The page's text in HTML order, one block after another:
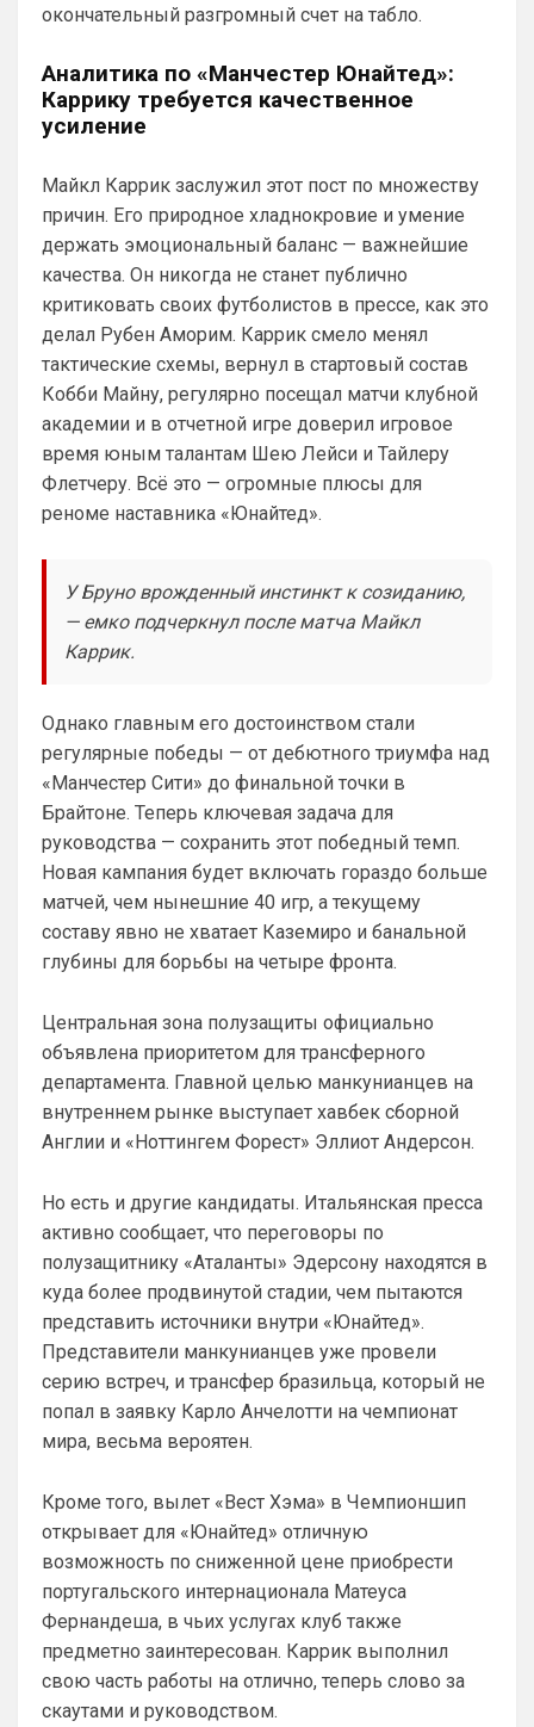
окончательный разгромный счет на табло.
Аналитика по «Манчестер Юнайтед»:
Каррику требуется качественное
усиление
Майкл Каррик заслужил этот пост по множеству
причин. Его природное хладнокровие и умение
держать эмоциональный баланс — важнейшие
качества. Он никогда не станет публично
критиковать своих футболистов в прессе, как это
делал Рубен Аморим. Каррик смело менял
тактические схемы, вернул в стартовый состав
Кобби Майну, регулярно посещал матчи клубной
академии и в отчетной игре доверил игровое
время юным талантам Шею Лейси и Тайлеру
Флетчеру. Всё это — огромные плюсы для
реноме наставника «Юнайтед».
У Бруно врожденный инстинкт к созиданию,
— емко подчеркнул после матча Майкл
Каррик.
Однако главным его достоинством стали
регулярные победы — от дебютного триумфа над
«Манчестер Сити» до финальной точки в
Брайтоне. Теперь ключевая задача для
руководства — сохранить этот победный темп.
Новая кампания будет включать гораздо больше
матчей, чем нынешние 40 игр, а текущему
составу явно не хватает Каземиро и банальной
глубины для борьбы на четыре фронта.
Центральная зона полузащиты официально
объявлена приоритетом для трансферного
департамента. Главной целью манкунианцев на
внутреннем рынке выступает хавбек сборной
Англии и «Ноттингем Форест» Эллиот Андерсон.
Но есть и другие кандидаты. Итальянская пресса
активно сообщает, что переговоры по
полузащитнику «Аталанты» Эдерсону находятся в
куда более продвинутой стадии, чем пытаются
представить источники внутри «Юнайтед».
Представители манкунианцев уже провели
серию встреч, и трансфер бразильца, который не
попал в заявку Карло Анчелотти на чемпионат
мира, весьма вероятен.
Кроме того, вылет «Вест Хэма» в Чемпионшип
открывает для «Юнайтед» отличную
возможность по сниженной цене приобрести
португальского интернационала Матеуса
Фернандеша, в чьих услугах клуб также
предметно заинтересован. Каррик выполнил
свою часть работы на отлично, теперь слово за
скаутами и руководством.
SkaVik• 17:10
Должны смущать Лёлик и Болик, и черти
еже с ними.)
Аристократ• 19:07
Ответ для Britball
Мудрик и Гиттенс норм)
AndRey• 19:26
Ответ для Аристократ
А меня смущают слова Мудрик, Бадиашиле,
SkyNet• 00:09
Ответ для Аристократ
Один минус, уже не юниор…
Как раз таки это и плюс! )
Слава Богу, что хоть этого дебила Гео
тут нет. А то раз в полгода ёбнет какую-
нибудь хуйню. Хотя все его перлы уже
Аристократ • 00:47
Ответ для SkyNet
Слава Богу, что хоть этого дебила Гео тут
нет. А то раз в полгода ёбнет какую-нибудь
хуйню. Хотя все его перлы уже как п
момента для «удара»
SkyNet• 00:50
Ответ для Аристократ
Думаешь нет ?)А я думаю он наблюдает,
выжидает, и ждет подходящего момента
для «удара»
Может для удава? ))
Аристократ• 01:06
Ответ для SkyNet
Ааа, Кибер это ты , я только щас догнал
про Скайнет )
Britball• 01:48
блин узнаю наш старый добрый чат на
Челси)))
Britball
Пацаны, будет время поставьте в
профиле любимый клуб, если еще не